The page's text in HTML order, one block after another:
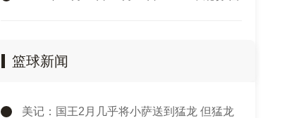
篮球新闻
美记：国王2月几乎将小萨送到猛龙 但猛龙